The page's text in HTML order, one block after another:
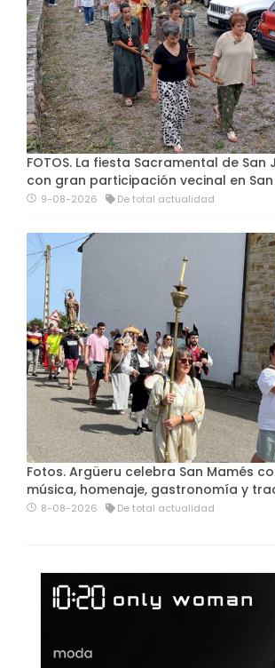
FOTOS. La fiesta Sacramental de San
con gran participación vecinal en
9-08-2026 De total actualidad
Fotos. Argüeru celebra San Mamés
música, homenaje, gastronomía y
8-08-2026 De total actualidad